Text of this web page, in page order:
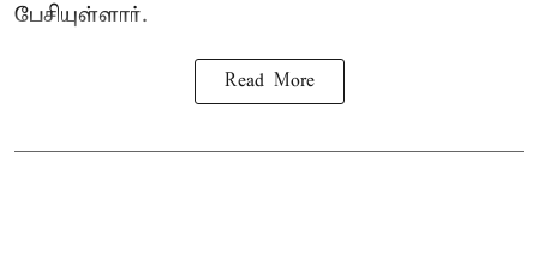
பேசியுள்ளார்.
Read More